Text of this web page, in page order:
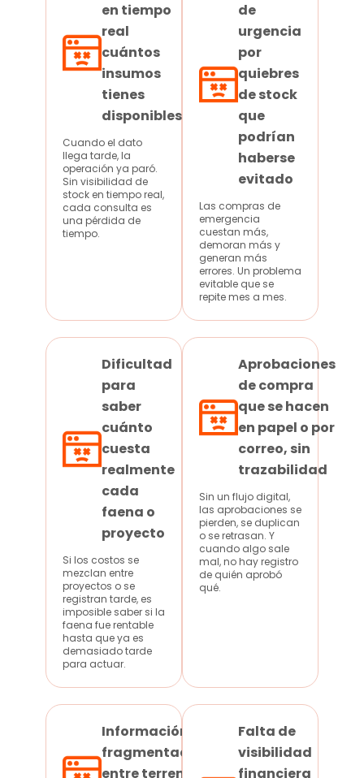
en tiempo
real
cuántos
insumos
tienes
disponibles
Cuando el dato
llega tarde, la
operación ya paró.
Sin visibilidad de
stock en tiempo real,
cada consulta es
una pérdida de
tiempo.
de
urgencia
por
quiebres
de stock
que
podrían
haberse
evitado
Las compras de
emergencia
cuestan más,
demoran más y
generan más
errores. Un problema
evitable que se
repite mes a mes.
Dificultad
para
saber
cuánto
cuesta
realmente
cada
faena o
proyecto
Si los costos se
mezclan entre
proyectos o se
registran tarde, es
imposible saber si la
faena fue rentable
hasta que ya es
demasiado tarde
para actuar.
Aprobaciones
de compra
que se hacen
en papel o por
correo, sin
trazabilidad
Sin un flujo digital,
las aprobaciones se
pierden, se duplican
o se retrasan. Y
cuando algo sale
mal, no hay registro
de quién aprobó
qué.
Información
fragmentada
entre terreno,
Falta de
visibilidad
financiera